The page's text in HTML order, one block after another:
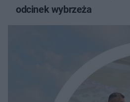
odcinek wybrzeża